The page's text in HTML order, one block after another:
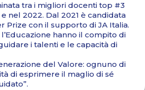
tra i migliori docenti top #3
nel 2022. Dal 2021 è candidata
Prize con il supporto di JA Italia.
hanno il compito di
i talenti e le capacità di
del Valore: ognuno di
di esprimere il maglio di sé